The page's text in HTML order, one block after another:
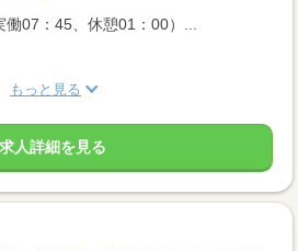
07：45、休憩01：00）...
もっと見る
求人詳細を見る